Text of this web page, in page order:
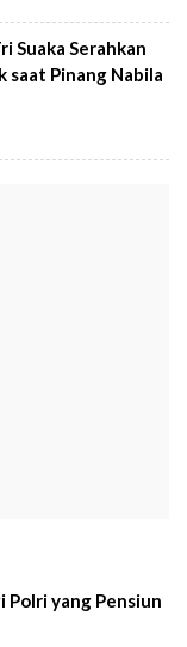
Suaka Serahkan
saat Pinang Nabila
Polri yang Pensiun